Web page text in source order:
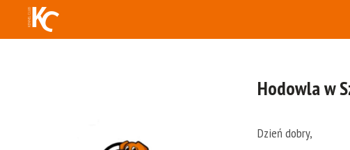
Hodowla w
Dzień dobry,